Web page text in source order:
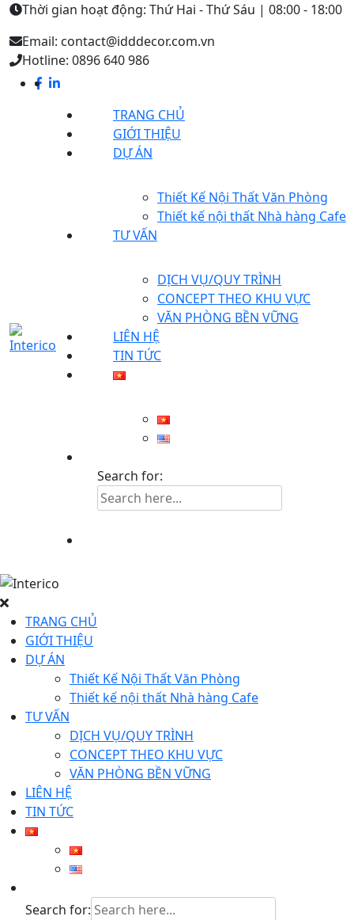
Thời gian hoạt động: Thứ Hai - Thứ Sáu | 08:00 - 18:00
Email: contact@idddecor.com.vn
Hotline: 0896 640 986
TRANG CHỦ
GIỚI THIỆU
DỰ ÁN
Thiết Kế Nội Thất Văn Phòng
Thiết kế nội thất Nhà hàng Cafe
TƯ VẤN
DỊCH VỤ/QUY TRÌNH
CONCEPT THEO KHU VỰC
VĂN PHÒNG BỀN VỮNG
LIÊN HỆ
TIN TỨC
Search for:
TRANG CHỦ
GIỚI THIỆU
DỰ ÁN
Thiết Kế Nội Thất Văn Phòng
Thiết kế nội thất Nhà hàng Cafe
TƯ VẤN
DỊCH VỤ/QUY TRÌNH
CONCEPT THEO KHU VỰC
VĂN PHÒNG BỀN VỮNG
LIÊN HỆ
TIN TỨC
Search for: